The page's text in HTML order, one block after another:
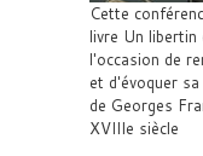
Cette
livre Un libertin
l'occasion de
et d'évoquer
de Georges
XVIIIe siècle